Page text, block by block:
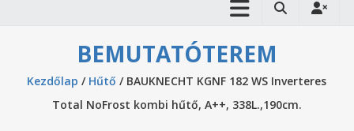
BEMUTATÓTEREM
Kezdőlap / Hűtő / BAUKNECHT KGNF 182 WS Inverteres
Total NoFrost kombi hűtő, A++, 338L.,190cm.